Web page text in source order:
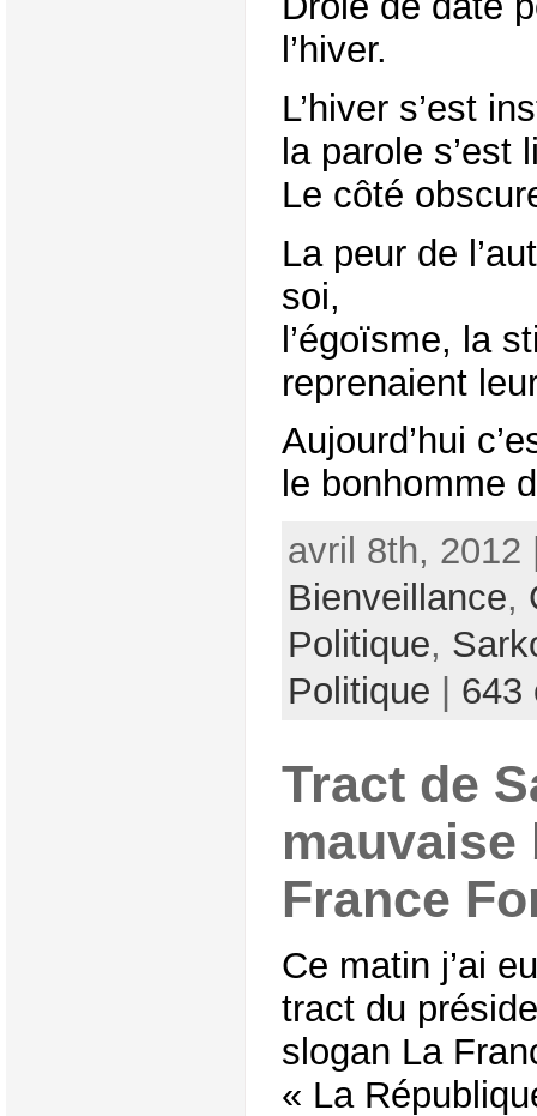
l’hiver.
L’hiver s’est
la parole
Le côté
La peur de
soi,
l’égoïsme, la
reprenaient
Aujourd’hui
le bonhomme
avril 8th, 2012
Bienveillance,
Politique,
Politique
643
Tract de
mauvaise
France
Ce matin j’ai
tract du
slogan La
« La